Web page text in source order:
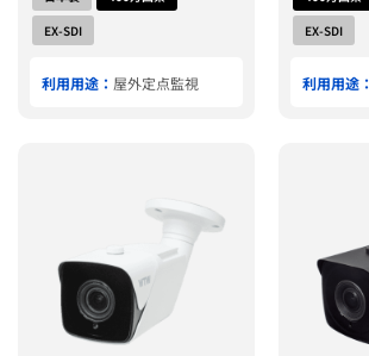
EX-SDI
利用用途： 屋外定点監視
EX-SDI
利用用途：